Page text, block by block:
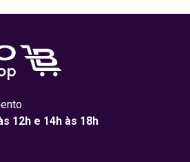
12h e 14h às 18h